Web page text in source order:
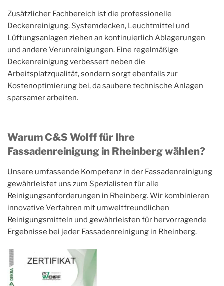
Zusätzlicher Fachbereich ist die professionelle
Deckenreinigung. Systemdecken, Leuchtmittel und
Lüftungsanlagen ziehen an kontinuierlich Ablagerungen
und andere Verunreinigungen. Eine regelmäßige
Deckenreinigung verbessert neben die
Arbeitsplatzqualität, sondern sorgt ebenfalls zur
Kostenoptimierung bei, da saubere technische Anlagen
sparsamer arbeiten.
Warum C&S Wolff für Ihre
Fassadenreinigung in Rheinberg wählen?
Unsere umfassende Kompetenz in der Fassadenreinigung
gewährleistet uns zum Spezialisten für alle
Reinigungsanforderungen in Rheinberg. Wir kombinieren
innovative Verfahren mit umweltfreundlichen
Reinigungsmitteln und gewährleisten für hervorragende
Ergebnisse bei jeder Fassadenreinigung in Rheinberg.